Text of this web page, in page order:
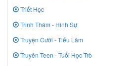
Triết Học
Trinh Thám - Hình Sự
Truyện Cười - Tiếu Lâm
Truyên Teen - Tuổi Học Trò